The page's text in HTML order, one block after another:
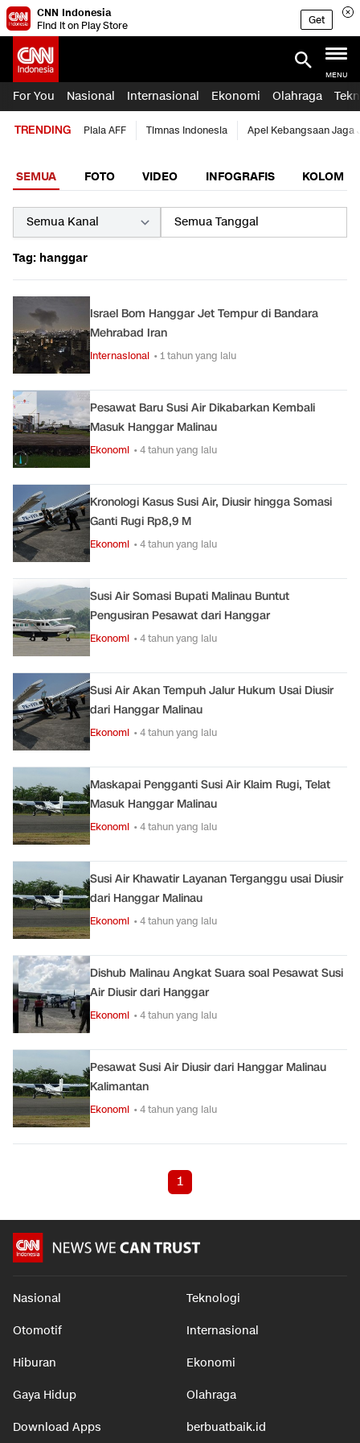
CNN Indonesia
Find it on Play Store
Get
MENU
For You Nasional Internasional Ekonomi Olahraga
TRENDING Piala AFF Timnas Indonesia Apel Kebangsaan Jaga
SEMUA FOTO VIDEO INFOGRAFIS KOLOM
Tag: hanggar
Israel Bom Hanggar Jet Tempur di Bandara
Mehrabad Iran
Internasional • 1 tahun yang lalu
Pesawat Baru Susi Air Dikabarkan Kembali
Masuk Hanggar Malinau
Ekonomi • 4 tahun yang lalu
Kronologi Kasus Susi Air, Diusir hingga Somasi
Ganti Rugi Rp8,9 M
Ekonomi • 4 tahun yang lalu
Susi Air Somasi Bupati Malinau Buntut
Pengusiran Pesawat dari Hanggar
Ekonomi • 4 tahun yang lalu
Susi Air Akan Tempuh Jalur Hukum Usai Diusir
dari Hanggar Malinau
Ekonomi • 4 tahun yang lalu
Maskapai Pengganti Susi Air Klaim Rugi, Telat
Masuk Hanggar Malinau
Ekonomi • 4 tahun yang lalu
Susi Air Khawatir Layanan Terganggu usai Diusir
dari Hanggar Malinau
Ekonomi • 4 tahun yang lalu
Dishub Malinau Angkat Suara soal Pesawat Susi
Air Diusir dari Hanggar
Ekonomi • 4 tahun yang lalu
Pesawat Susi Air Diusir dari Hanggar Malinau
Kalimantan
Ekonomi • 4 tahun yang lalu
1
Nasional Teknologi
Otomotif Internasional
Hiburan Ekonomi
Gaya Hidup Olahraga
Download Apps berbuatbaik.id